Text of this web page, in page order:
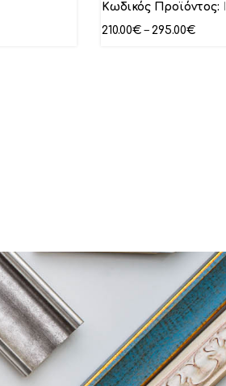
Κωδικός Προϊόντος:
210.00€ – 295.00€